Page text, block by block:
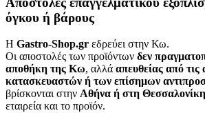
όγκου ή βάρους
Η Gastro-Shop.gr εδρεύει στην Κω.
Οι αποστολές των προϊόντων δεν
αποθήκη της Κω, αλλά απευθείας από
κατασκευαστών ή των επίσημων
βρίσκονται στην Αθήνα ή στη Θεσσαλονίκη
εταιρεία και το προϊόν.